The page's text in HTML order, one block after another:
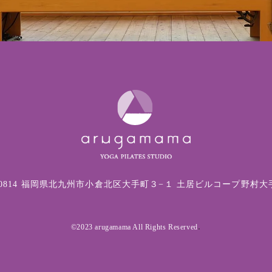
福岡県北九州市小倉北区大手町３−１ 土居ビルコープ野村大
©2023 arugamama All Rights Reserved.